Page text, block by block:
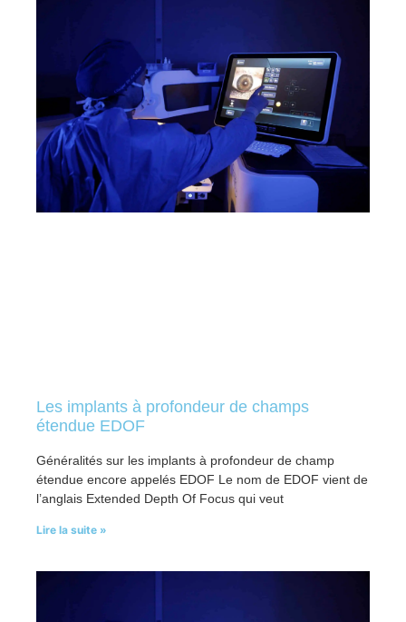
Les implants à profondeur de champs
étendue EDOF
Généralités sur les implants à profondeur de champ
étendue encore appelés EDOF Le nom de EDOF vient de
l’anglais Extended Depth Of Focus qui veut
Lire la suite »